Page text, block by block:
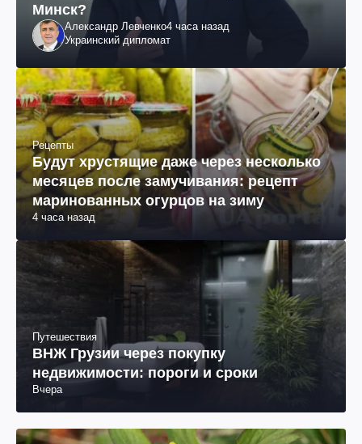
Минск?
Александр Левченко4 часа назад
Украинский дипломат
Рецепты
Будут хрустящие даже через несколько
месяцев после замучивания: рецепт
маринованных огурцов на зиму
4 часа назад
Путешествия
ВНЖ Грузии через покупку
недвижимости: пороги и сроки
Вчера